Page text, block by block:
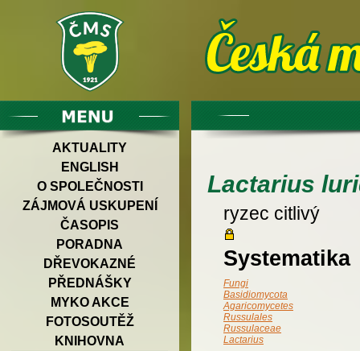
AKTUALITY
ENGLISH
O SPOLEČNOSTI
ZÁJMOVÁ USKUPENÍ
ČASOPIS
PORADNA
DŘEVOKAZNÉ
PŘEDNÁŠKY
MYKO AKCE
FOTOSOUTĚŽ
KNIHOVNA
Lactarius
ryzec citlivý
Systematika
Fungi
Basidiomycota
Agaricomycetes
Russulales
Russulaceae
Lactarius